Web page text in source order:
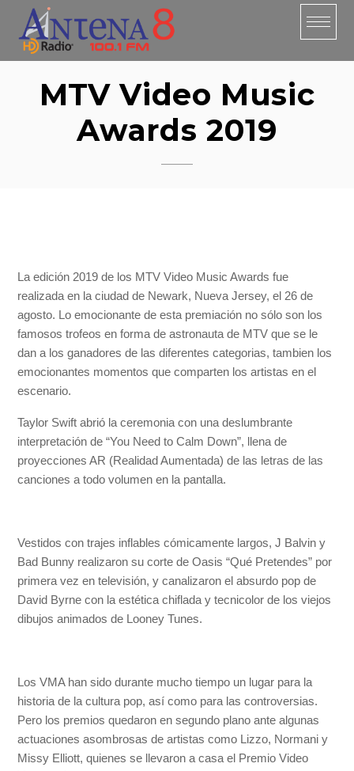
content
MTV Video Music
Awards 2019
La edición 2019 de los MTV Video Music Awards fue
realizada en la ciudad de Newark, Nueva Jersey, el 26 de
agosto. Lo emocionante de esta premiación no sólo son los
famosos trofeos en forma de astronauta de MTV que se le
dan a los ganadores de las diferentes categorias, tambien los
emocionantes momentos que comparten los artistas en el
escenario.
Taylor Swift abrió la ceremonia con una deslumbrante
interpretación de “You Need to Calm Down”, llena de
proyecciones AR (Realidad Aumentada) de las letras de las
canciones a todo volumen en la pantalla.
Vestidos con trajes inflables cómicamente largos, J Balvin y
Bad Bunny realizaron su corte de Oasis “Qué Pretendes” por
primera vez en televisión, y canalizaron el absurdo pop de
David Byrne con la estética chiflada y tecnicolor de los viejos
dibujos animados de Looney Tunes.
Los VMA han sido durante mucho tiempo un lugar para la
historia de la cultura pop, así como para las controversias.
Pero los premios quedaron en segundo plano ante algunas
actuaciones asombrosas de artistas como Lizzo, Normani y
Missy Elliott, quienes se llevaron a casa el Premio Video